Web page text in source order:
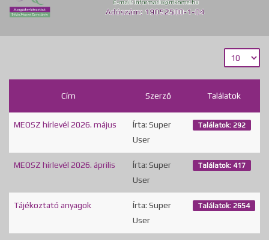
Cím Szerző Találatok
MEOSZ hírlevél 2026. május
Írta: Super
User
Találatok: 292
MEOSZ hírlevél 2026. április
Írta: Super
User
Találatok: 417
Tájékoztató anyagok
Írta: Super
User
Találatok: 2654